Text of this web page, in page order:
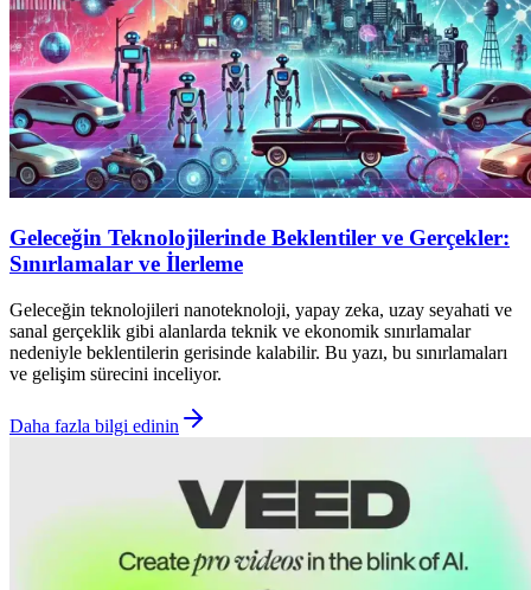
Geleceğin Teknolojilerinde Beklentiler ve Gerçekler:
Sınırlamalar ve İlerleme
Geleceğin teknolojileri nanoteknoloji, yapay zeka, uzay seyahati ve
sanal gerçeklik gibi alanlarda teknik ve ekonomik sınırlamalar
nedeniyle beklentilerin gerisinde kalabilir. Bu yazı, bu sınırlamaları
ve gelişim sürecini inceliyor.
Daha fazla bilgi edinin